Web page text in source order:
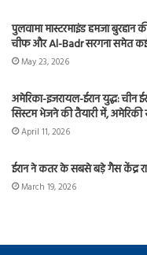
पुलवामा मास्टरमाइंड हमजा बुरहान
चीफ और Al-Badr सरगना समेत
May 23, 2026
अमेरिका-इजरायल-ईरान युद्ध: चीन
सिस्टम भेजने की तैयारी में, अमेरिकी
April 11, 2026
ईरान ने कतर के सबसे बड़े गैस केंद्र
March 19, 2026